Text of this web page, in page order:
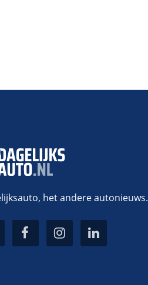
het andere autonieuws.